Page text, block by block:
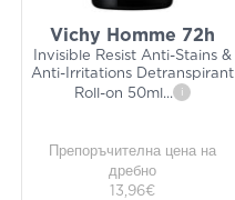
Vichy Homme 72h
Invisible Resist Anti-Stains &
Anti-Irritations Detranspirant
Roll-on 50ml ... i
Препоръчителна цена на
дребно
13,96€